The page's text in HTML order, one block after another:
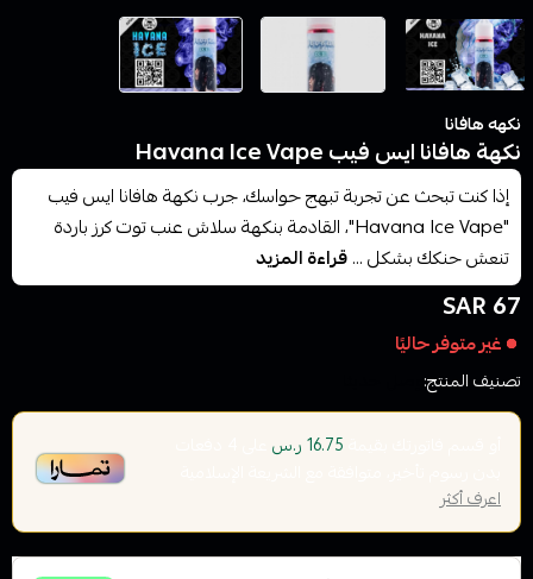
نكهه هافانا
نكهة هافانا ايس فيب Havana Ice Vape
إذا كنت تبحث عن تجربة تبهج حواسك، جرب نكهة هافانا ايس فيب
"Havana Ice Vape"، القادمة بنكهة سلاش عنب توت كرز باردة
تنعش حنكك بشكل ...قراءة المزيد
67 SAR
غير متوفر حاليًا
تصنيف المنتج:
16.75 ر.س
اعرف أكثر